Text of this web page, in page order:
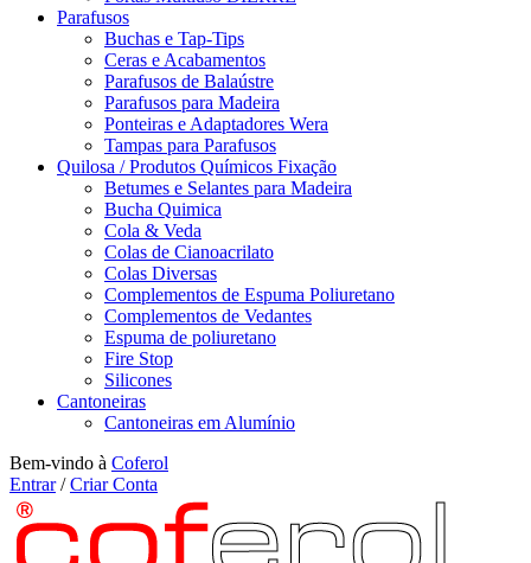
Parafusos
Buchas e Tap-Tips
Ceras e Acabamentos
Parafusos de Balaústre
Parafusos para Madeira
Ponteiras e Adaptadores Wera
Tampas para Parafusos
Quilosa / Produtos Químicos Fixação
Betumes e Selantes para Madeira
Bucha Quimica
Cola & Veda
Colas de Cianoacrilato
Colas Diversas
Complementos de Espuma Poliuretano
Complementos de Vedantes
Espuma de poliuretano
Fire Stop
Silicones
Cantoneiras
Cantoneiras em Alumínio
Bem-vindo à Coferol
Entrar/Criar Conta